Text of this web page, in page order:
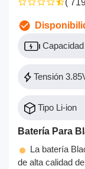
Tensión
Tipo Li-ion
Batería Para
La batería
de alta calidad